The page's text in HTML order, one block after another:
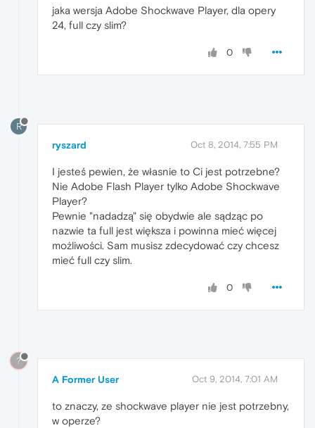
jaka wersja Adobe Shockwave Player, dla opery
24, full czy slim?
0
R
ryszard Oct 8, 2014, 7:55 PM
I jesteś pewien, że własnie to Ci jest potrzebne?
Nie Adobe Flash Player tylko Adobe Shockwave
Player?
Pewnie "nadadzą" się obydwie ale sądząc po
nazwie ta full jest większa i powinna mieć więcej
możliwości. Sam musisz zdecydować czy chcesz
mieć full czy slim.
0
?
A Former User Oct 9, 2014, 7:01 AM
to znaczy, ze shockwave player nie jest potrzebny,
w operze?